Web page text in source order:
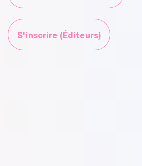
S'inscrire (Éditeurs)